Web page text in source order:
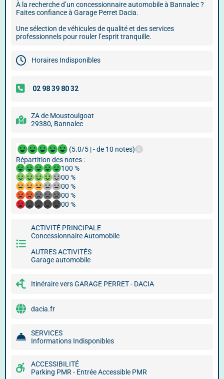
À la recherche d’un concessionnaire automobile à Bannalec ?
Faites confiance à Garage Perret Dacia.
Une sélection de véhicules de qualité et des services
professionnels pour rouler l’esprit tranquille.
Horaires Indisponibles
ZA de Moustoulgoat
29380, Bannalec
(5.0/5 | - de 10 notes)
Répartition des notes :
100 %
00 %
00 %
00 %
00 %
ACTIVITÉ PRINCIPALE
Concessionnaire Automobile
AUTRES ACTIVITÉS
Garage automobile
Itinéraire vers GARAGE PERRET - DACIA
dacia.fr
SERVICES
Informations Indisponibles
ACCESSIBILITÉ
Parking PMR - Entrée Accessible PMR